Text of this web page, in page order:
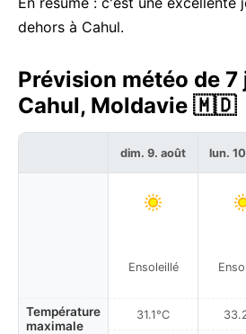
dehors à Cahul.
Prévision météo de
Cahul, Moldavie 🇲🇩
Température
maximale
dim. 9. août
Ensoleillé
31.1°C
lun.